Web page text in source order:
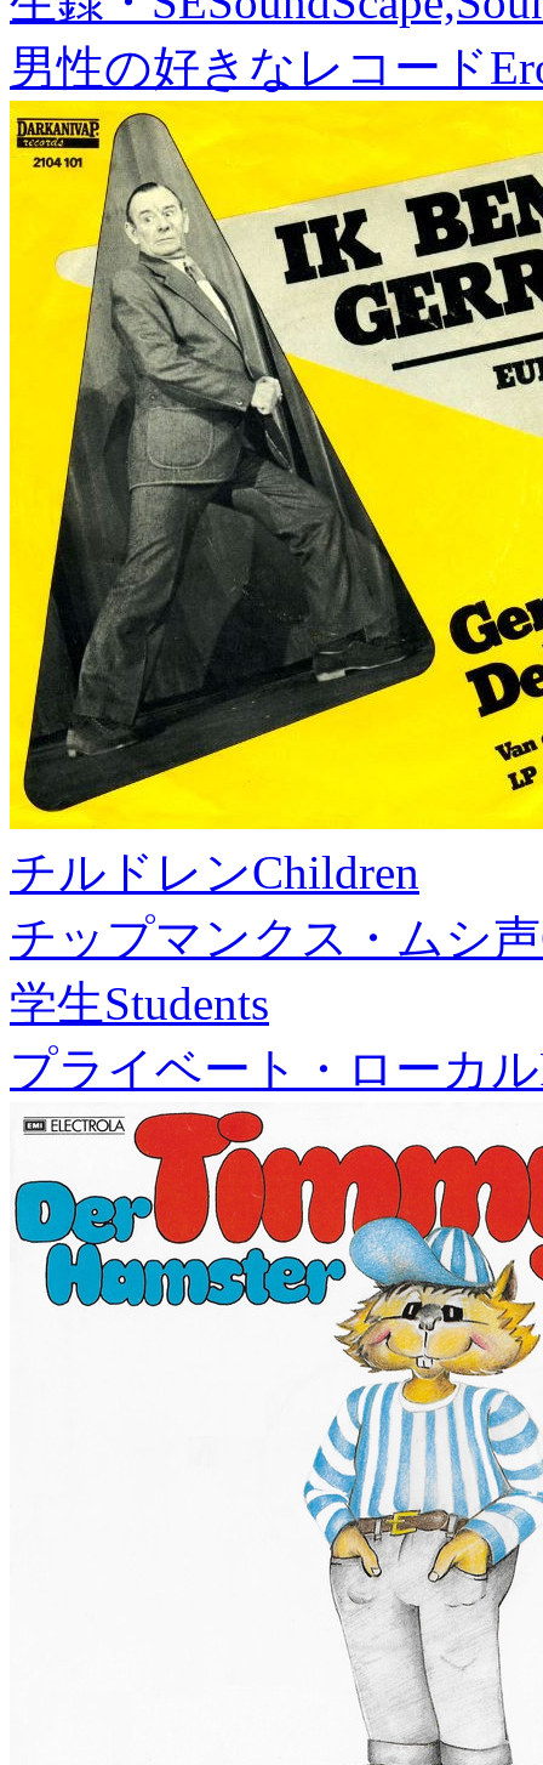
男性の好きなレコード
チルドレンChildren
チップマンクス・ムシ声
学生Students
プライベート・ローカル